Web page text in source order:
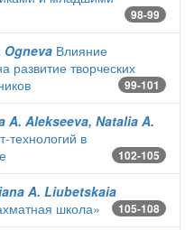
98-99
Ogneva Влияние
развитие творческих
99-101
A. Alekseeva, Natalia A.
технологий в
102-105
A. Liubetskaia
школа»
105-108